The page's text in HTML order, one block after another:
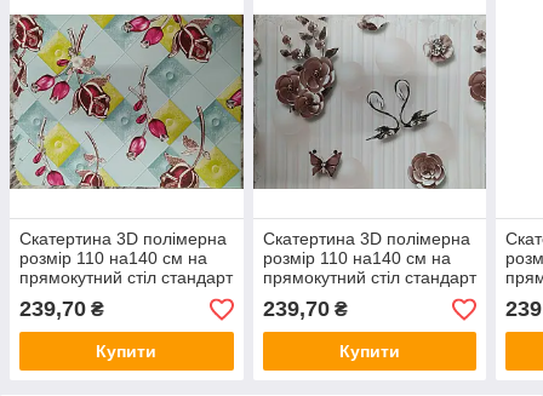
Скатертина 3D полімерна
розмір 110 на140 см на
прямокутний стіл стандарт
С-4600
239,70 ₴
Купити
Скатертина 3D полімерна
розмір 110 на140 см на
прямокутний стіл стандарт
С-4600
239,70₴
Купити
С-